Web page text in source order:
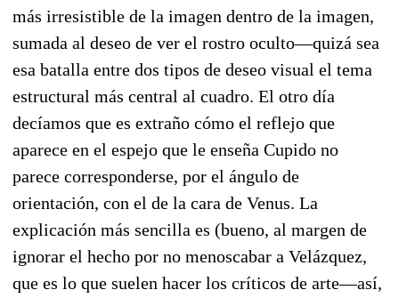
más irresistible de la imagen dentro de la imagen,
sumada al deseo de ver el rostro oculto—quizá sea
esa batalla entre dos tipos de deseo visual el tema
estructural más central al cuadro. El otro día
decíamos que es extraño cómo el reflejo que
aparece en el espejo que le enseña Cupido no
parece corresponderse, por el ángulo de
orientación, con el de la cara de Venus. La
explicación más sencilla es (bueno, al margen de
ignorar el hecho por no menoscabar a Velázquez,
que es lo que suelen hacer los críticos de arte—así,